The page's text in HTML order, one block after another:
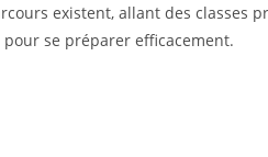
existent, allant des classes
se préparer efficacement.